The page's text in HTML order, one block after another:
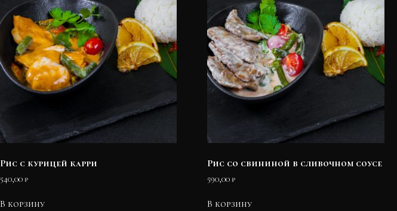
Рис с курицей карри
540,00 ₽
В корзину
Рис со свининой в сливочном соусе
590,00 ₽
В корзину